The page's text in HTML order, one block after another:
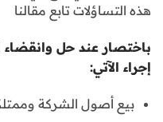
هذه التساؤلات تابع مقالنا
باختصار عند حل
إجراء الآتي:
بيع أصول الشركة